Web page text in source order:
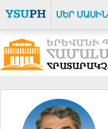
ՄԵՐ ՄԱՍԻՆ